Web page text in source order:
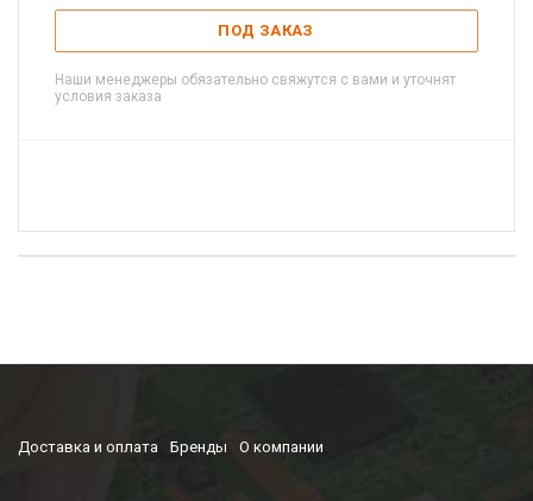
ПОД ЗАКАЗ
Наши менеджеры обязательно свяжутся с вами и уточнят
условия заказа
Доставка и оплата Бренды О компании